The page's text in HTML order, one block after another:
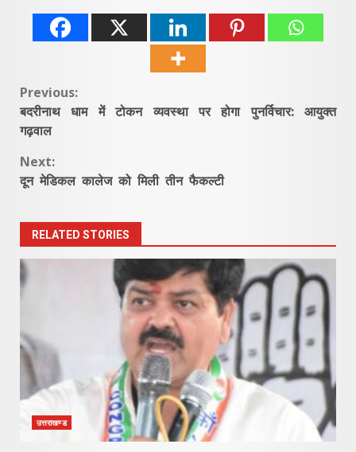
Continue
Reading
Previous:
बदरीनाथ धाम में टोकन व्यवस्था पर होगा पुनर्विचार: आयुक्त
गढ़वाल
Next:
दून मेडिकल कालेज को मिली तीन फैकल्टी
RELATED STORIES
उत्तराखण्ड